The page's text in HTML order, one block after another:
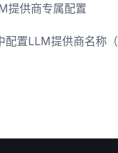
提供商专属配置
置LLM提供商名称（